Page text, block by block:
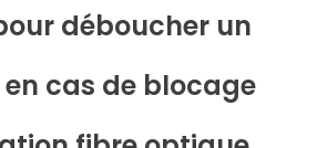
déboucher un
cas de blocage